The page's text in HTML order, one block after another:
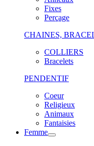
Fixes
Perçage
CHAINES,
COLLIERS
Bracelets
PENDENTIF
Coeur
Religieux
Animaux
Fantaisies
Femme